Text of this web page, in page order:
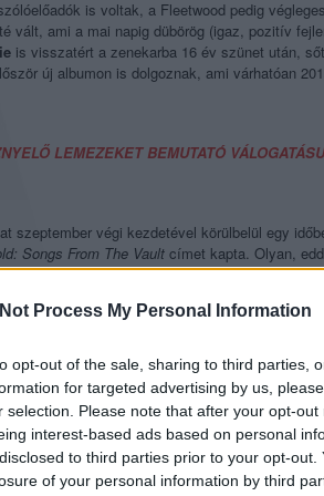
Process My Personal Information
opt-out of the sale, sharing to third parties,
for targeted advertising by us,
selection. Please note that after your opt-
interest-based ads based on personal
to third parties prior to your opt-
of your personal information by third
is voltak, a Fleetwood pedig
vált, ami a mai napig dübörög (igaz, pozitív
is visszatért a zenekarba 16 év szünet után,
új albumon is dolgoznak, ami várhatóan
LEMEZEKET BEMUTATÓ
szeptember végi kezdetével körülbelül egy
Songs From The Vault címet kapta. Olyan,
1969 és 1987 között írt, de főleg a 70-es
meg
ezekből a szerzeményekből, Nicks
is hallhassa őket a közönség. Akárcsak
is aeurythmics -esDave Stewart felügyelte
számíthatunk tehát. Az elsőnek
kiadatlanul maradtThe Dealerlegalábbis
helyet kaphatott volna bármelyik ekkori
Az új Stevie Nicks szólóalbum október 8-án
fiókjánfog megosztani dalrészleteket.